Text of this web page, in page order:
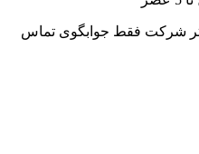
شرکت فقط جوابگوی تماس